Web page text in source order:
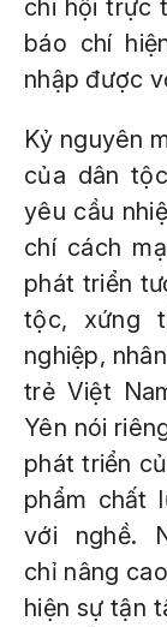
chi hội trực
báo chí
nhập được
Kỷ nguyên
của dân
yêu cầu
chí cách
phát triển
tộc, xứng
nghiệp,
trẻ Việt
Yên nói
phát triển
phẩm chất
với nghề.
chỉ nâng
hiện sự tận